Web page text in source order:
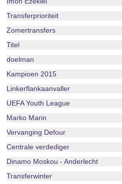
Transferprioriteit
Zomertransfers
Titel
doelman
Kampioen 2015
Linkerflankaanvaller
UEFA Youth League
Marko Marin
Vervanging Defour
Centrale verdediger
Dinamo Moskou - Anderlecht
Transferwinter